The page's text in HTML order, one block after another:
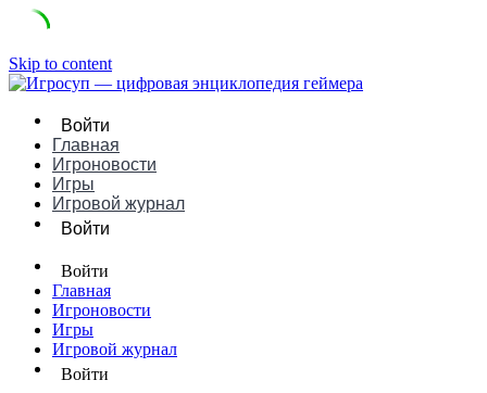
Skip to content
Войти
Главная
Игроновости
Игры
Игровой журнал
Войти
Войти
Главная
Игроновости
Игры
Игровой журнал
Войти